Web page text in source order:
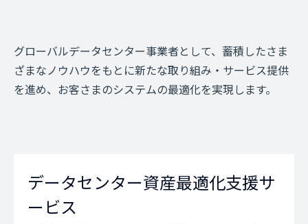
グローバルデータセンター事業者として、蓄積したさま
ざまなノウハウをもとに新たな取り組み・サービス提供
を進め、お客さまのシステムの最適化を実現します。
データセンター資産最適化支援サ
ービス